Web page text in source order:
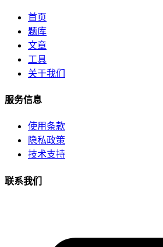
首页
题库
文章
工具
关于我们
服务信息
使用条款
隐私政策
技术支持
联系我们